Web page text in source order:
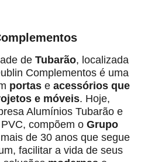
de Tubarão, localizada
Complementos é uma
portase acessórios que
e móveis. Hoje,
Alumínios Tubarão e
compõem oGrupo
de 30 anos que segue
facilitar a vida de seus